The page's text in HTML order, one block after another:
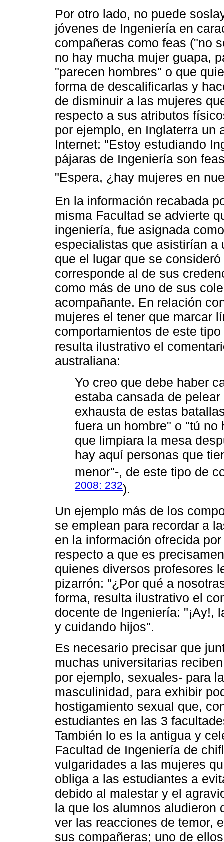
Por otro lado, no puede
jóvenes de Ingeniería en
compañeras como feas ("no
no hay mucha mujer guapa,
"parecen hombres" o que
forma de descalificarlas y
de disminuir a las mujeres
respecto a sus atributos
por ejemplo, en Inglaterra un
Internet: "Estoy estudiando
pájaras de Ingeniería son
"Espera, ¿hay mujeres en
En la información recabada
misma Facultad se advierte
ingeniería, fue asignada
especialistas que asistirían a
que el lugar que se
corresponde al de sus
como más de uno de sus
acompañante. En relación
mujeres el tener que marcar
comportamientos de este
resulta ilustrativo el
australiana:
Yo creo que debe haber
estaba cansada de
exhausta de estas
fuera un hombre" o "tú
que limpiara la mesa
hay aquí personas que
menor"-, de este tipo de
2008: 232).
Un ejemplo más de los
se emplean para recordar a
en la información ofrecida
respecto a que es
quienes diversos profesores
pizarrón: "¿Por qué a
forma, resulta ilustrativo el
docente de Ingeniería: "¡Ay!,
y cuidando hijos".
Es necesario precisar que
muchas universitarias
por ejemplo, sexuales- para
masculinidad, para exhibir
hostigamiento sexual que,
estudiantes en las 3
También lo es la antigua y
Facultad de Ingeniería de
vulgaridades a las mujeres
obliga a las estudiantes a
debido al malestar y el
la que los alumnos aludieron
ver las reacciones de temor,
sus compañeras; uno de